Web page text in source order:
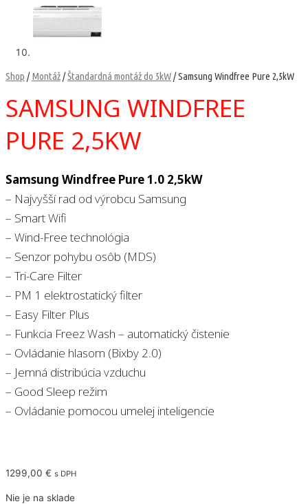
Shop /Montáž/Štandardná montáž do 5kW/ Samsung Windfree Pure 2,5kW
SAMSUNG WINDFREE
PURE 2,5KW
Samsung Windfree Pure 1.0 2,5kW
– Najvyšší rad od výrobcu Samsung
– Smart Wifi
– Wind-Free technológia
– Senzor pohybu osôb (MDS)
– Tri-Care Filter
– PM 1 elektrostatický filter
– Easy Filter Plus
– Funkcia Freez Wash – automatický čistenie
– Ovládanie hlasom (Bixby 2.0)
– Jemná distribúcia vzduchu
– Good Sleep režim
– Ovládanie pomocou umelej inteligencie
1299,00 € s DPH
Nie je na sklade